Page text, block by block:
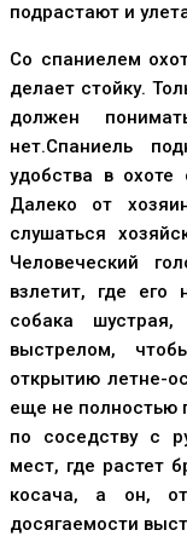
подрастают и
Со спаниелем
делает стойку.
должен
нет.Спаниель
удобства в охоте
Далеко от
слушаться
Человеческий
взлетит, где
собака
выстрелом,
открытию летне-
еще не полностью
по соседству с
мест, где растет
косача, а он,
досягаемости